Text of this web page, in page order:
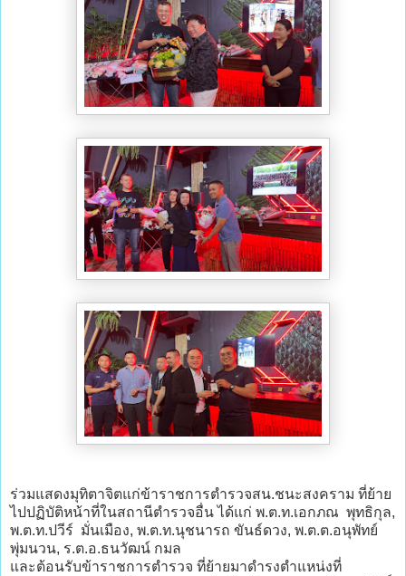
ร่วมแสดงมุทิตาจิตแก่ข้าราชการตำรวจสน.ชนะสงคราม ที่ย้าย
ไปปฏิบัติหน้าที่ในสถานีตำรวจอื่น ได้แก่ พ.ต.ท.เอกภณ พุทธิกุล,
พ.ต.ท.ปวีร์ มั่นเมือง, พ.ต.ท.นุชนารถ ขันธ์ดวง, พ.ต.ต.อนุพัทย์
พุ่มนวน, ร.ต.อ.ธนวัฒน์ กมล
และต้อนรับข้าราชการตำรวจ ที่ย้ายมาดำรงตำแหน่งที่